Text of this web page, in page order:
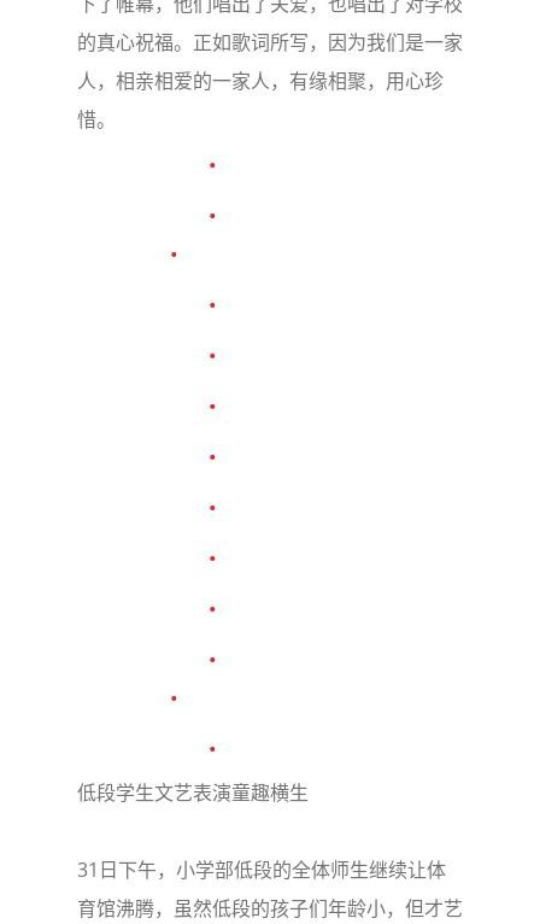
的真心祝福。正如歌词所写，因为我们是一家
人，相亲相爱的一家人，有缘相聚，用心珍
惜。
低段学生文艺表演童趣横生
31日下午，小学部低段的全体师生继续让体
育馆沸腾，虽然低段的孩子们年龄小，但才艺